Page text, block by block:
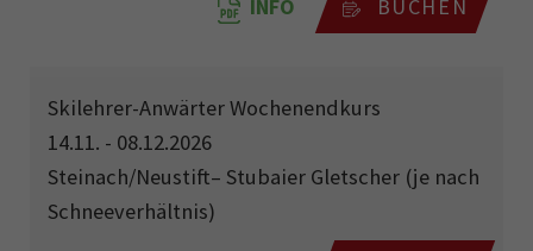
INFO BUCHEN
Skilehrer-Anwärter Wochenendkurs
14.11. - 08.12.2026
Steinach/Neustift– Stubaier Gletscher (je nach
Schneeverhältnis)